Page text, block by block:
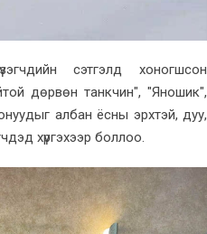
сэтгэлд хоногшсон
дөрвөн танкчин", "Яношик",
албан ёсны эрхтэй, дуу,
хүргэхээр боллоо.